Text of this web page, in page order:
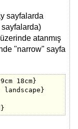
sayfalarda
sayfalarda)
üzerinde atanmış
"narrow" sayfa
18cm}
landscape}